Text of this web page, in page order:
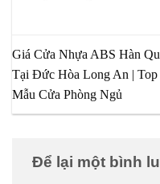
Giá Cửa Nhựa ABS Hàn
Tại Đức Hòa Long An | Top
Mẫu Cửa Phòng Ngủ
Để lại một bình